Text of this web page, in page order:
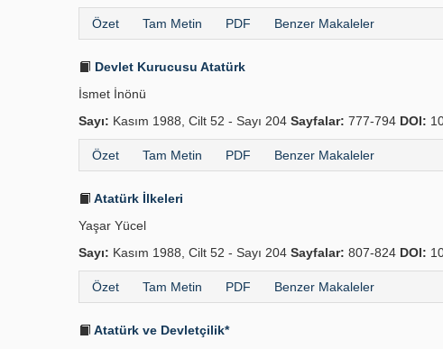
Özet Tam Metin PDF Benzer Makaleler
Devlet Kurucusu Atatürk
İsmet İnönü
Sayı: Kasım 1988, Cilt 52 - Sayı 204 Sayfalar: 777-794 DOI:
Özet Tam Metin PDF Benzer Makaleler
Atatürk İlkeleri
Yaşar Yücel
Sayı: Kasım 1988, Cilt 52 - Sayı 204 Sayfalar: 807-824 DOI:
Özet Tam Metin PDF Benzer Makaleler
Atatürk ve Devletçilik*